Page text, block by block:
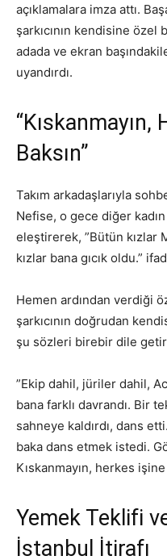
açıklamalara imza attı.
şarkıcının kendisine
adada ve ekran
uyandırdı.
“Kıskanmayın,
Baksın”
Takım arkadaşlarıyla
Nefise, o gece diğer
eleştirerek, ”Bütün kızlar
kızlar bana gıcık oldu.”
Hemen ardından verdiği
şarkıcının doğrudan
şu sözleri birebir dile
”Ekip dahil, jüriler dahil,
bana farklı davrandı. Bir
sahneye kaldırdı, dans
baka dans etmek istedi.
Kıskanmayın, herkes işine
Yemek Teklifi
İstanbul İtirafı